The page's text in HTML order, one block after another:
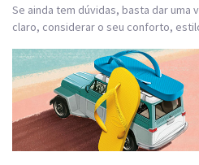
Se ainda tem dúvidas, basta dar uma
claro, considerar o seu conforto,